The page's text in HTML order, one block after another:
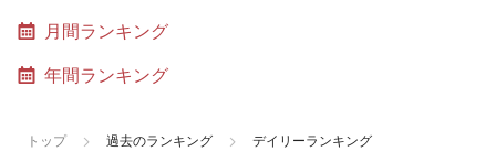
月間ランキング
年間ランキング
トップ 過去のランキング デイリーランキング